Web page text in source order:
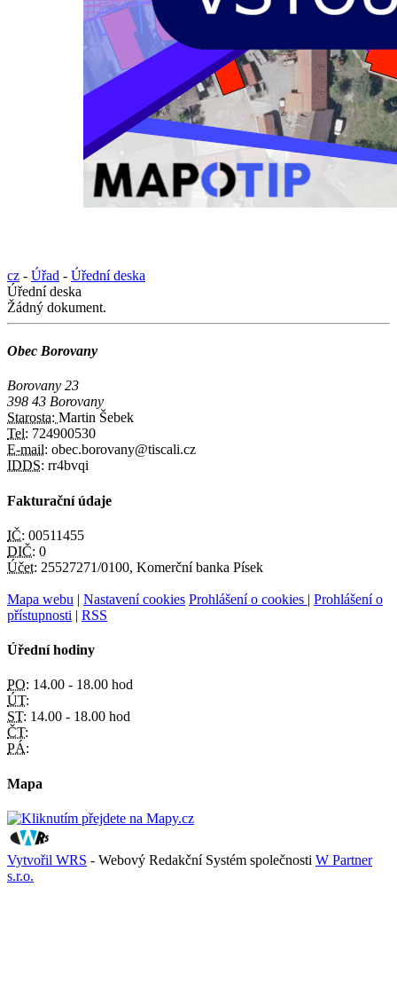
cz - Úřad - Úřední deska
Úřední deska
Žádný dokument.
Obec Borovany
Borovany 23
398 43 Borovany
Starosta: Martin Šebek
Tel: 724900530
E-mail: obec.borovany@tiscali.cz
IDDS: rr4bvqi
Fakturační údaje
IČ: 00511455
DIČ: 0
Účet: 25527271/0100, Komerční banka Písek
Mapa webu | Nastavení cookies Prohlášení o cookies | Prohlášení o
přístupnosti | RSS
Úřední hodiny
PO: 14.00 - 18.00 hod
ÚT:
ST: 14.00 - 18.00 hod
ČT:
PÁ:
Mapa
Vytvořil WRS - Webový Redakční Systém společnosti W Partner
s.r.o.